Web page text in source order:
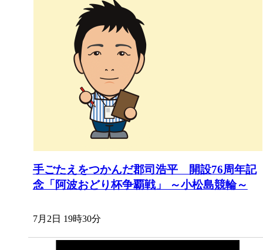
手ごたえをつかんだ郡司浩平 開設76周年記
念「阿波おどり杯争覇戦」 ～小松島競輪～
7月2日 19時30分